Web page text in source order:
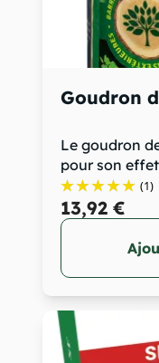
Goudron
Le goudron
pour son
(1)
13,92 €